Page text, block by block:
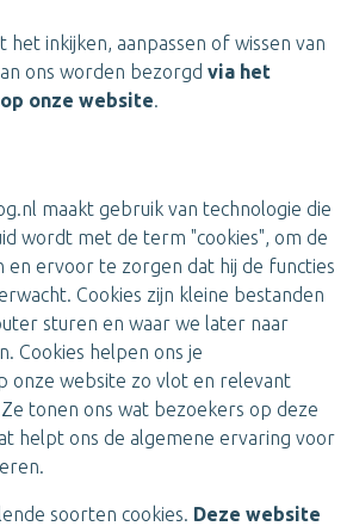
het inkijken, aanpassen of wissen van
ons worden bezorgd via het
onze website.
maakt gebruik van technologie die
wordt met de term "cookies", om de
ervoor te zorgen dat hij de functies
Cookies zijn kleine bestanden
sturen en waar we later naar
Cookies helpen ons je
onze website zo vlot en relevant
tonen ons wat bezoekers op deze
helpt ons de algemene ervaring voor
soorten cookies. Deze website